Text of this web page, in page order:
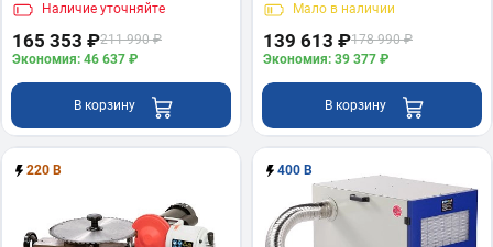
Наличие уточняйте
165 353 ₽211 990 ₽
Экономия: 46 637 ₽
В корзину
Мало в наличии
139 613 ₽178 990 ₽
Экономия: 39 377 ₽
В корзину
220 В 400 В